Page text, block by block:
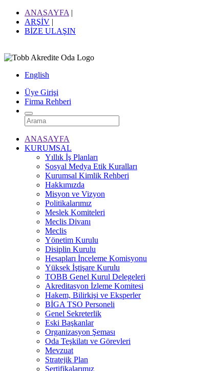
ANASAYFA |
ARŞİV |
BİZE ULAŞIN
English
Üye Girişi
Firma Rehberi
ANASAYFA
KURUMSAL
Yıllık İş Planları
Sosyal Medya Etik Kuralları
Kurumsal Kimlik Rehberi
Hakkımızda
Misyon ve Vizyon
Politikalarımız
Meslek Komiteleri
Meclis Divanı
Meclis
Yönetim Kurulu
Disiplin Kurulu
Hesapları İnceleme Komisyonu
Yüksek İştişare Kurulu
TOBB Genel Kurul Delegeleri
Akreditasyon İzleme Komitesi
Hakem, Bilirkişi ve Eksperler
BİGA TSO Personeli
Genel Sekreterlik
Eski Başkanlar
Organizasyon Şeması
Oda Teşkilatı ve Görevleri
Mevzuat
Stratejik Plan
Sertifikalarımız